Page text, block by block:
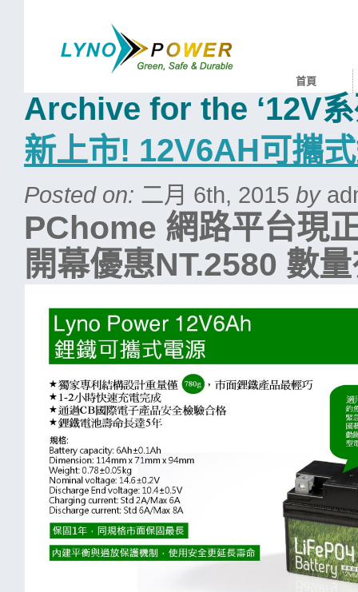
首頁
Archive for the ‘12V
新上市! 12V6AH可攜
Posted on: 二月 6th, 2015 by
PChome 網路平台現
開幕優惠NT.2580 數